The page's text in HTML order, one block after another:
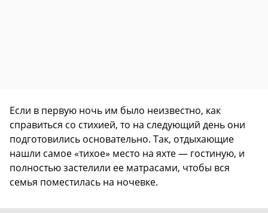
Если в первую ночь им было неизвестно, как
справиться со стихией, то на следующий день они
подготовились основательно. Так, отдыхающие
нашли самое «тихое» место на яхте — гостиную, и
полностью застелили ее матрасами, чтобы вся
семья поместилась на ночевке.